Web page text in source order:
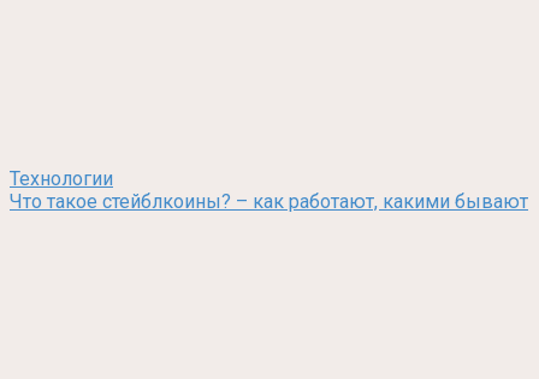
Технологии
Что такое стейблкоины? – как работают, какими бывают